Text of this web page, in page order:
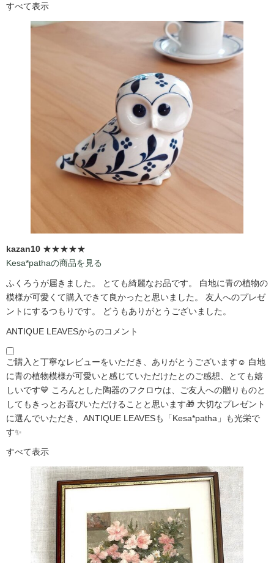
すべて表示
kazan10 ★★★★★
Kesa*pathaの商品を見る
ふくろうが届きました。 とても綺麗なお品です。 白地に青の植物の
模様が可愛くて購入できて良かったと思いました。 友人へのプレゼ
ントにするつもりです。 どうもありがとうございました。
ANTIQUE LEAVESからのコメント
ご購入と丁寧なレビューをいただき、ありがとうございます☺️ 白地
に青の植物模様が可愛いと感じていただけたとのご感想、とても嬉
しいです💙 ころんとした陶器のフクロウは、ご友人への贈りものと
してもきっとお喜びいただけることと思います🎁 大切なプレゼント
に選んでいただき、ANTIQUE LEAVESも「Kesa*patha」も光栄で
す✨
すべて表示